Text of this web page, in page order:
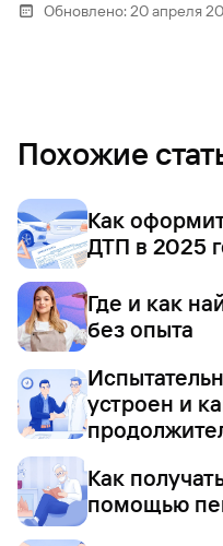
Обновлено:20 апреля
Похожие
Как
ДТП в 2025
Где и как
без опыта
устроен и
Как
помощью